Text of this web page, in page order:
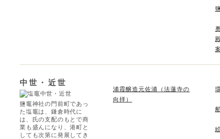
中世・近世
鹽竈神社の門前町であっ
た塩竈は、鎌倉時代に
は、氏の支配のもとで商
業も盛んになり、港町と
しても次第に発展してき
浦霞醸造元佐浦（法蓮寺の
向拝）